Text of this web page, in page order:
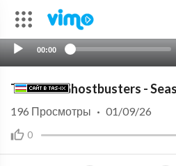
00:00
The Real Ghostbusters -
0
196 Просмотры · 01/09/26